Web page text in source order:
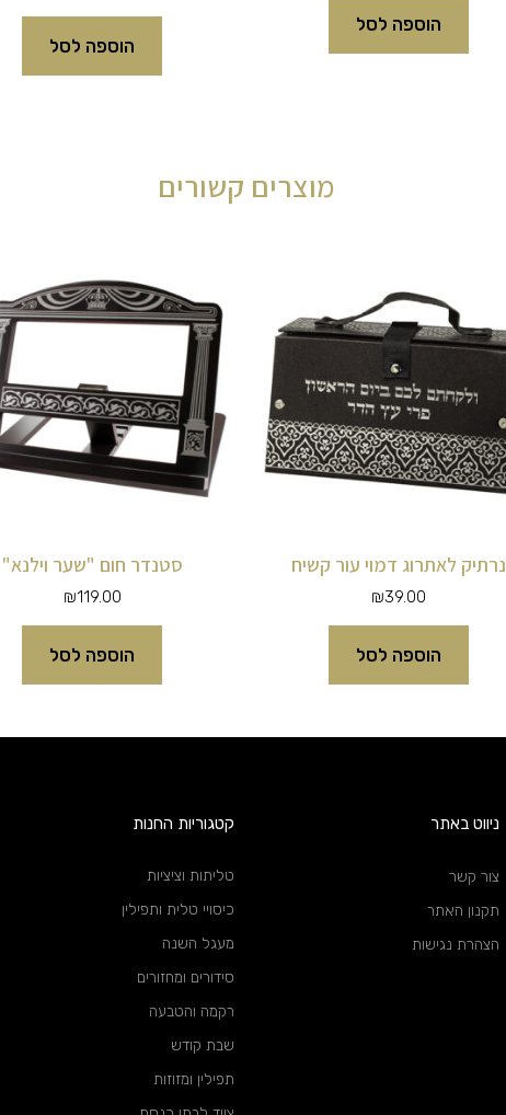
הוספה לסל
הוספה לסל
מוצרים קשורים
נרתיק לאתרוג דמוי עור קשיח
₪39.00
הוספה לסל
סטנדר חום "שער וילנא"
₪119.00
הוספה לסל
ניווט באתר
צור קשר
תקנון האתר
הצהרת נגישות
קטגוריות החנות
טליתות וציציות
כיסויי טלית ותפילין
מעגל השנה
סידורים ומחזורים
רקמה והטבעה
שבת קודש
תפילין ומזוזות